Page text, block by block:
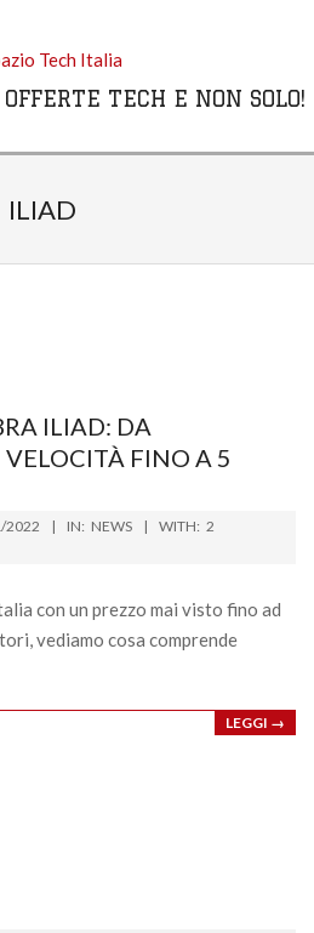
TECH E NON SOLO!
ILIAD
ILIAD: DA
FINO A 5
2022 IN: NEWS WITH: 2
con un prezzo mai visto fino ad
vediamo cosa comprende
LEGGI →